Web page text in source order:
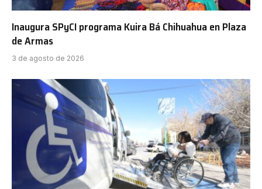
Inaugura SPyCI programa Kuira Bá Chihuahua en Plaza
de Armas
3 de agosto de 2026